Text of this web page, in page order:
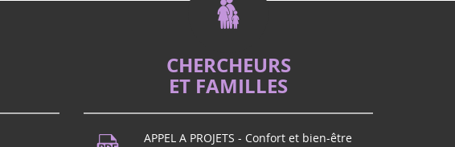
CHERCHEURS
ET FAMILLES
APPEL A PROJETS - Confort et bien-être